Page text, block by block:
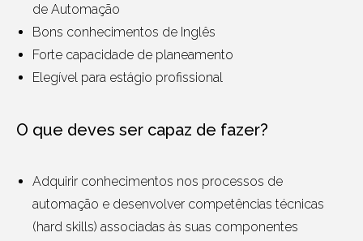
de Automação
Bons conhecimentos de Inglês
Forte capacidade de planeamento
Elegível para estágio profissional
O que deves ser capaz de fazer?
Adquirir conhecimentos nos processos de
automação e desenvolver competências técnicas
(hard skills) associadas às suas componentes